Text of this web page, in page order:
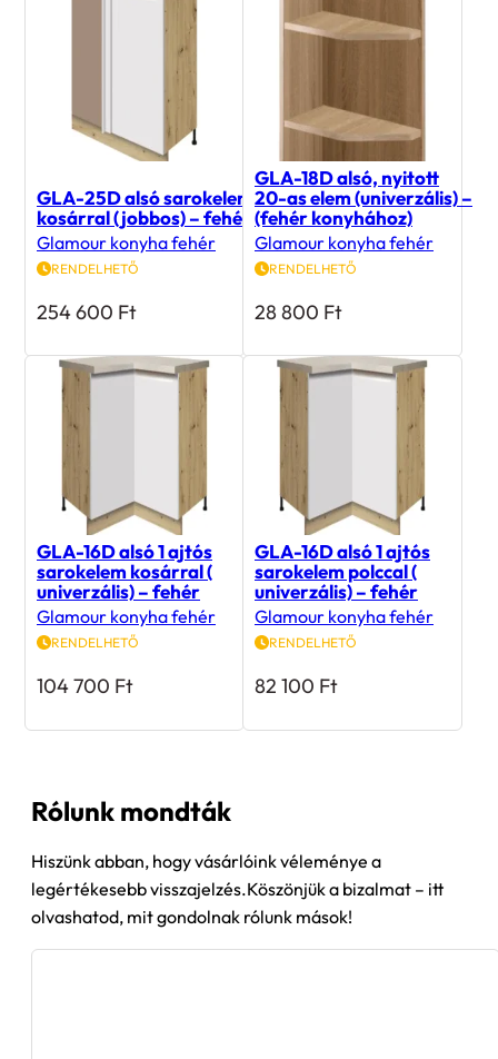
GLA-25D alsó sarokelem
kosárral (jobbos) – fehér
Glamour konyha fehér
RENDELHETŐ
254 600 Ft
GLA-18D alsó, nyitott
20-as elem (univerzális) –
(fehér konyhához)
Glamour konyha fehér
RENDELHETŐ
28 800 Ft
GLA-16D alsó 1 ajtós
sarokelem kosárral (
univerzális) – fehér
Glamour konyha fehér
RENDELHETŐ
104 700 Ft
GLA-16D alsó 1 ajtós
sarokelem polccal (
univerzális) – fehér
Glamour konyha fehér
RENDELHETŐ
82 100 Ft
Rólunk mondták
Hiszünk abban, hogy vásárlóink véleménye a
legértékesebb visszajelzés.Köszönjük a bizalmat – itt
olvashatod, mit gondolnak rólunk mások!